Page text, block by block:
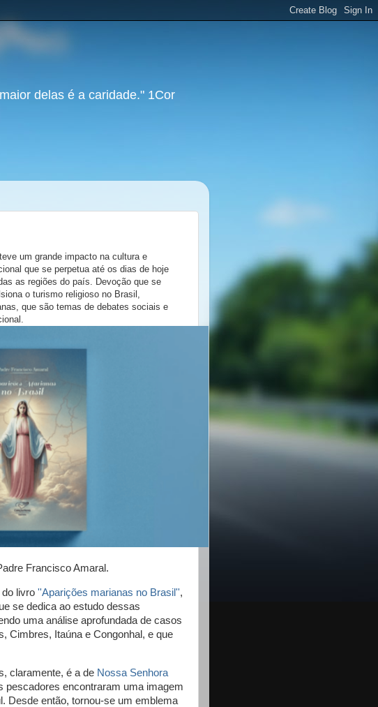
delas é a caridade." 1Cor
um grande impacto na cultura e
que se perpetua até os dias de hoje
as regiões do país. Devoção que se
o turismo religioso no Brasil,
que são temas de debates sociais e
Francisco Amaral.
livro ''Aparições marianas no Brasil'',
se dedica ao estudo dessas
uma análise aprofundada de casos
Cimbres, Itaúna e Congonhal, e que
claramente, é a de Nossa Senhora
pescadores encontraram uma imagem
Desde então, tornou-se um emblema